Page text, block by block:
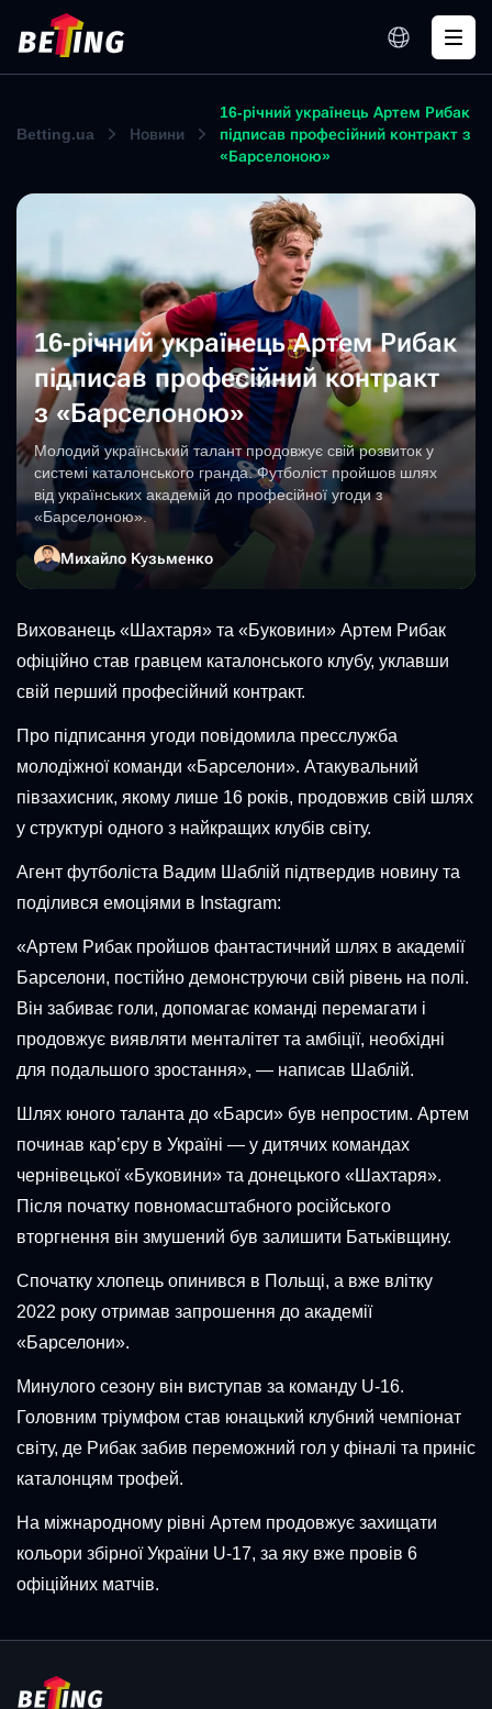
Betting.ua Новини
16-річний українець Артем Рибак
підписав професійний контракт з
«Барселоною»
16-річний українець Артем Рибак
підписав професійний контракт
з «Барселоною»
Молодий український талант продовжує свій розвиток у
системі каталонського гранда. Футболіст пройшов шлях
від українських академій до професійної угоди з
«Барселоною».
Михайло Кузьменко
Вихованець «Шахтаря» та «Буковини» Артем Рибак
офіційно став гравцем каталонського клубу, уклавши
свій перший професійний контракт.
Про підписання угоди повідомила пресслужба
молодіжної команди «Барселони». Атакувальний
півзахисник, якому лише 16 років, продовжив свій шлях
у структурі одного з найкращих клубів світу.
Агент футболіста Вадим Шаблій підтвердив новину та
поділився емоціями в Instagram:
«Артем Рибак пройшов фантастичний шлях в академії
Барселони, постійно демонструючи свій рівень на полі.
Він забиває голи, допомагає команді перемагати і
продовжує виявляти менталітет та амбіції, необхідні
для подальшого зростання», — написав Шаблій.
Шлях юного таланта до «Барси» був непростим. Артем
починав кар’єру в Україні — у дитячих командах
чернівецької «Буковини» та донецького «Шахтаря».
Після початку повномасштабного російського
вторгнення він змушений був залишити Батьківщину.
Спочатку хлопець опинився в Польщі, а вже влітку
2022 року отримав запрошення до академії
«Барселони».
Минулого сезону він виступав за команду U-16.
Головним тріумфом став юнацький клубний чемпіонат
світу, де Рибак забив переможний гол у фіналі та приніс
каталонцям трофей.
На міжнародному рівні Артем продовжує захищати
кольори збірної України U-17, за яку вже провів 6
офіційних матчів.